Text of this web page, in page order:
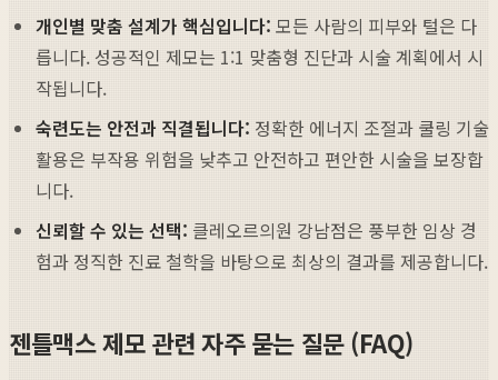
개인별 맞춤 설계가 핵심입니다: 모든 사람의 피부와 털은 다
릅니다. 성공적인 제모는 1:1 맞춤형 진단과 시술 계획에서 시
작됩니다.
숙련도는 안전과 직결됩니다: 정확한 에너지 조절과 쿨링 기술
활용은 부작용 위험을 낮추고 안전하고 편안한 시술을 보장합
니다.
신뢰할 수 있는 선택: 클레오르의원 강남점은 풍부한 임상 경
험과 정직한 진료 철학을 바탕으로 최상의 결과를 제공합니다.
젠틀맥스 제모 관련 자주 묻는 질문 (FAQ)